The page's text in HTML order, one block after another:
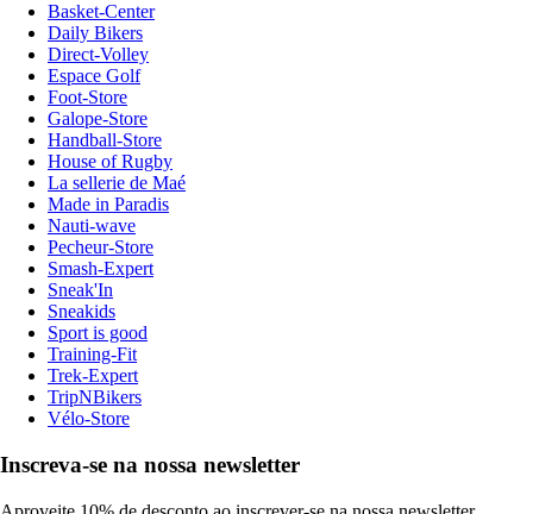
Basket-Center
Daily Bikers
Direct-Volley
Espace Golf
Foot-Store
Galope-Store
Handball-Store
House of Rugby
La sellerie de Maé
Made in Paradis
Nauti-wave
Pecheur-Store
Smash-Expert
Sneak'In
Sneakids
Sport is good
Training-Fit
Trek-Expert
TripNBikers
Vélo-Store
Inscreva-se na nossa newsletter